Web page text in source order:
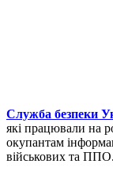
Служба безпеки
які працювали на
окупантам
військових та ППО.